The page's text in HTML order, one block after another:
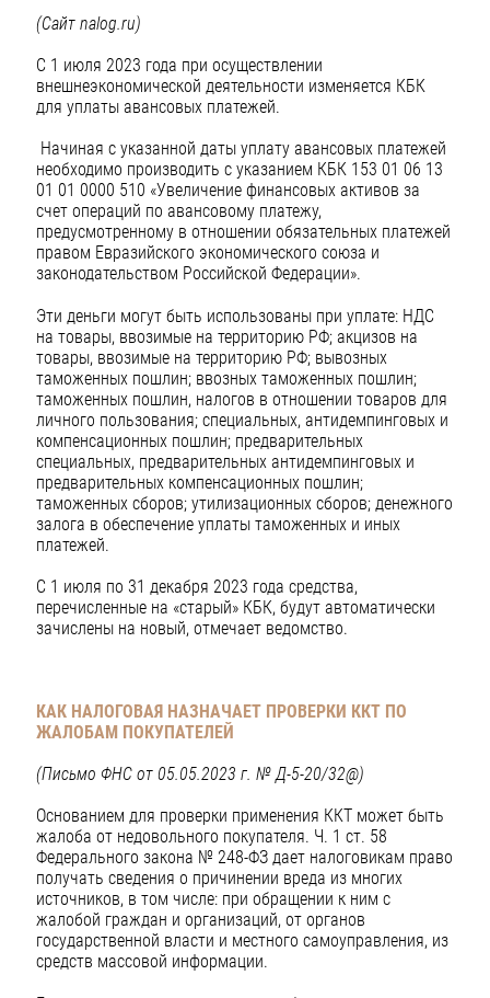
(Сайт nalog.ru)
С 1 июля 2023 года при осуществлении
внешнеэкономической деятельности изменяется КБК
для уплаты авансовых платежей.
Начиная с указанной даты уплату авансовых платежей
необходимо производить с указанием КБК 153 01 06 13
01 01 0000 510 «Увеличение финансовых активов за
счет операций по авансовому платежу,
предусмотренному в отношении обязательных платежей
правом Евразийского экономического союза и
законодательством Российской Федерации».
Эти деньги могут быть использованы при уплате: НДС
на товары, ввозимые на территорию РФ; акцизов на
товары, ввозимые на территорию РФ; вывозных
таможенных пошлин; ввозных таможенных пошлин;
таможенных пошлин, налогов в отношении товаров для
личного пользования; специальных, антидемпинговых и
компенсационных пошлин; предварительных
специальных, предварительных антидемпинговых и
предварительных компенсационных пошлин;
таможенных сборов; утилизационных сборов; денежного
залога в обеспечение уплаты таможенных и иных
платежей.
С 1 июля по 31 декабря 2023 года средства,
перечисленные на «старый» КБК, будут автоматически
зачислены на новый, отмечает ведомство.
КАК НАЛОГОВАЯ НАЗНАЧАЕТ ПРОВЕРКИ ККТ ПО
ЖАЛОБАМ ПОКУПАТЕЛЕЙ
(Письмо ФНС от 05.05.2023 г. № Д-5-20/32@)
Основанием для проверки применения ККТ может быть
жалоба от недовольного покупателя. Ч. 1 ст. 58
Федерального закона № 248-ФЗ дает налоговикам право
получать сведения о причинении вреда из многих
источников, в том числе: при обращении к ним с
жалобой граждан и организаций, от органов
государственной власти и местного самоуправления, из
средств массовой информации.